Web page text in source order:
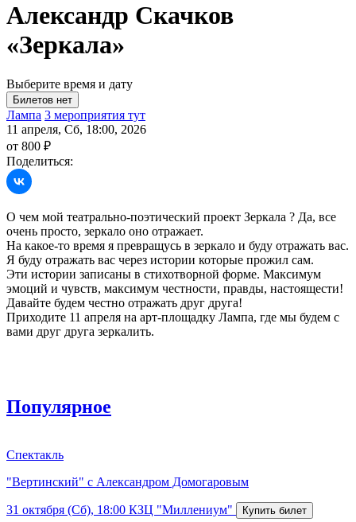
Александр Скачков
«Зеркала»
Выберите время и дату
Лампа 3 мероприятия тут
11 апреля, Сб, 18:00, 2026
от 800 ₽
Поделиться:
О чем мой театрально-поэтический проект Зеркала ? Да, все
очень просто, зеркало оно отражает.
На какое-то время я превращусь в зеркало и буду отражать вас.
Я буду отражать вас через истории которые прожил сам.
Эти истории записаны в стихотворной форме. Максимум
эмоций и чувств, максимум честности, правды, настоящести!
Давайте будем честно отражать друг друга!
Приходите 11 апреля на арт-площадку Лампа, где мы будем с
вами друг друга зеркалить.
Популярное
Спектакль
"Вертинский" с Александром Домогаровым
31 октября (Сб), 18:00 КЗЦ "Миллениум"